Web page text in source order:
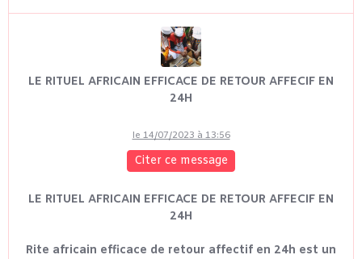
LE RITUEL AFRICAIN EFFICACE DE RETOUR AFFECIF EN
24H
le 14/07/2023 à 13:56
Citer ce message
LE RITUEL AFRICAIN EFFICACE DE RETOUR AFFECIF EN
24H
Rite africain efficace de retour affectif en 24h est un